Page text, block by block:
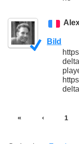
Bild
« ‹ 1